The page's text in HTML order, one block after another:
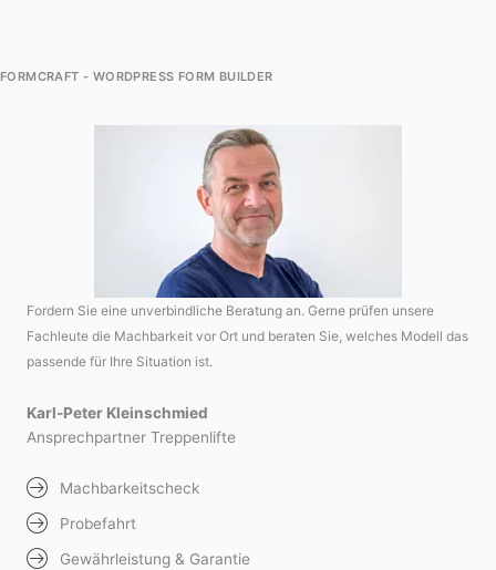
FORMCRAFT - WORDPRESS FORM BUILDER
Fordern Sie eine unverbindliche Beratung an. Gerne prüfen unsere
Fachleute die Machbarkeit vor Ort und beraten Sie, welches Modell das
passende für Ihre Situation ist.
Karl-Peter Kleinschmied
Ansprechpartner Treppenlifte
Machbarkeitscheck
Probefahrt
Gewährleistung & Garantie